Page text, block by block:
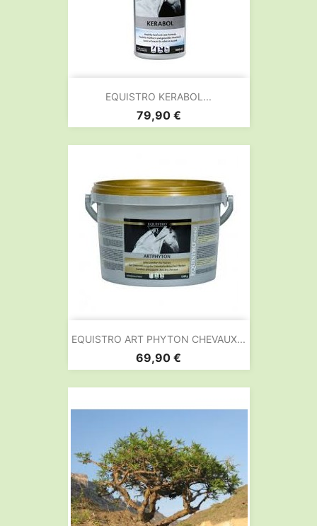
EQUISTRO KERABOL...
Prix
79,90 €
EQUISTRO ART PHYTON CHEVAUX...
Prix
69,90 €